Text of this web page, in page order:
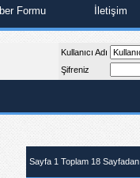
Formu İletişim
Kullanıcı Adı
Şifreniz
Sayfa 1 Toplam 18 Sayfadan